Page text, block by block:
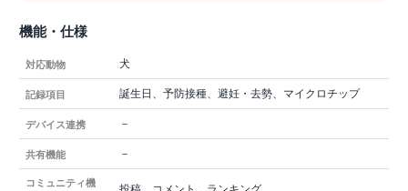
機能・仕様
対応動物 犬
記録項目 誕生日、予防接種、避妊・去勢、マイクロチップ
デバイス連携 －
共有機能 －
コミュニティ機